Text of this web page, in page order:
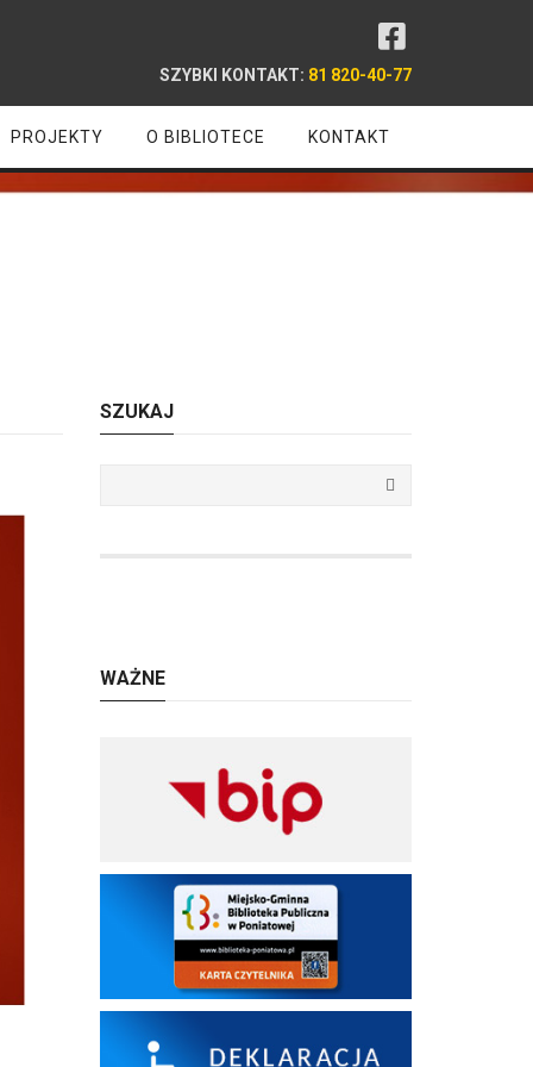
SZYBKI KONTAKT: 81 820-40-77
PROJEKTY O BIBLIOTECE KONTAKT
SZUKAJ
WAŻNE